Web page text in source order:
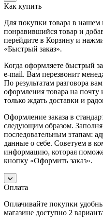
Как купить
Для покупки товара в нашем
понравившийся товар и
перейдите в Корзину и
«Быстрый заказ».
Когда оформляете быстрый
e-mail. Вам перезвонит
По результатам разговора
оформления товара на
только ждать доставки и
Оформление заказа в
следующим образом.
последовательным этапам:
данные о себе. Советуем в
информацию, которая
кнопку «Оформить заказ».
Оплата
Оплачивайте покупки
магазине доступно 2